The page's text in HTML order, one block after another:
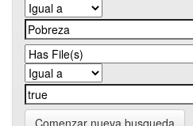
Comenzar nueva busqueda